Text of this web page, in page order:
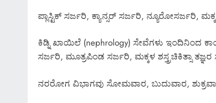
ಪ್ಲಾಸ್ಟಿಕ್ ಸರ್ಜರಿ, ಕ್ಯಾನ್ಸರ್ ಸರ್ಜರಿ, ನ್ಯೂರೋಸರ್ಜರಿ,
ಕಿಡ್ನಿ ಖಾಯಿಲೆ (nephrology) ಸೇವೆಗಳು ಇಂದಿನಿಂದ
ಸರ್ಜರಿ, ಮೂತ್ರಪಿಂಡ ಸರ್ಜರಿ, ಮಕ್ಕಳ ಶಸ್ತ್ರಚಿಕಿತ್ಸಾ
ನರರೋಗ ವಿಭಾಗವು ಸೋಮವಾರ, ಬುದುವಾರ,